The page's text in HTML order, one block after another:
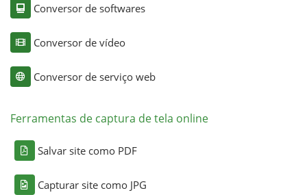
Conversor de softwares
Conversor de vídeo
Conversor de serviço web
Ferramentas de captura de tela online
Salvar site como PDF
Capturar site como JPG